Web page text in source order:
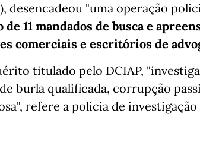
desencadeou "uma operação
11 mandados de busca e
comerciais e escritórios de
titulado pelo DCIAP,
burla qualificada, corrupção
refere a polícia de